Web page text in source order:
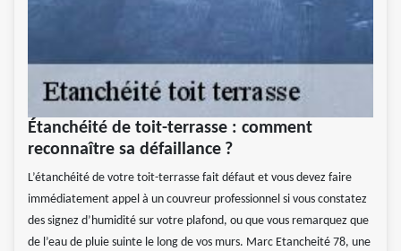
Étanchéité de toit-terrasse : comment
reconnaître sa défaillance ?
L’étanchéité de votre toit-terrasse fait défaut et vous devez faire
immédiatement appel à un couvreur professionnel si vous constatez
des signez d’humidité sur votre plafond, ou que vous remarquez que
de l’eau de pluie suinte le long de vos murs. Marc Etancheité 78, une